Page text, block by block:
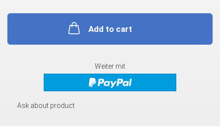
Add to cart
Weiter mit
Ask about product